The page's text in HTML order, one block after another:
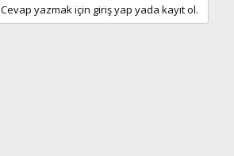
Cevap yazmak için giriş yap yada kayıt ol.